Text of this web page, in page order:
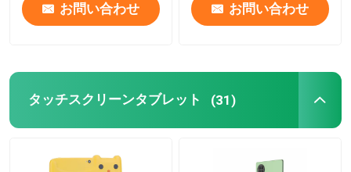
お問い合わせ お問い合わせ
タッチスクリーンタブレット (31)